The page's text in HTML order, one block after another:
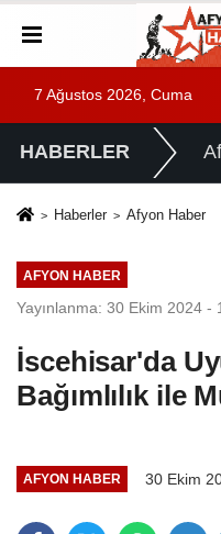
7 Ağustos 2026, Cuma
HABERLER
Haberler Afyon Haber
AFYON HABER
Yayınlanma: 30 Ekim 2024 -
İscehisar'da
Bağımlılık ile
AFYON HABER 30 Ekim